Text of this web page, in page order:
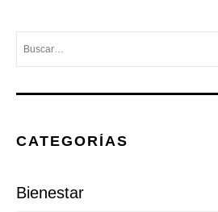
CATEGORÍAS
Bienestar